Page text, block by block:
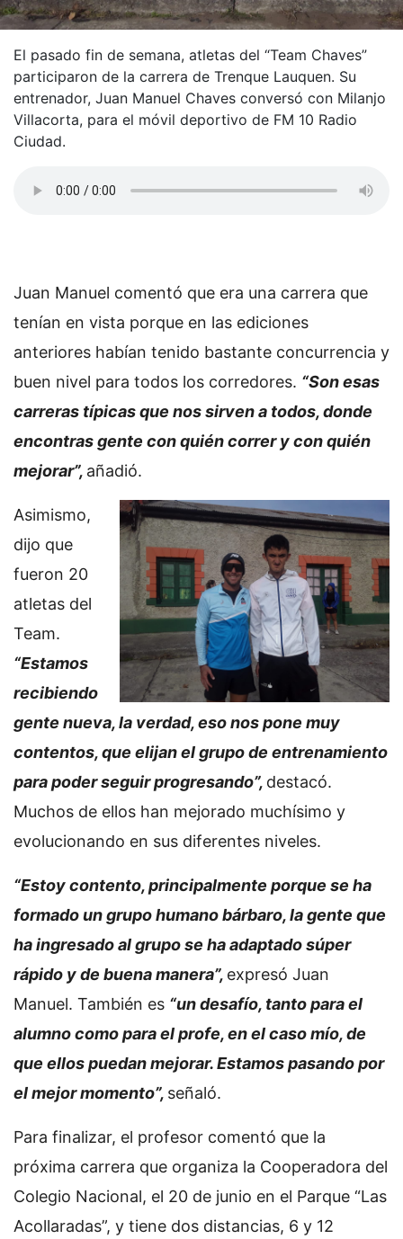
El pasado fin de semana, atletas del “Team Chaves”
participaron de la carrera de Trenque Lauquen. Su
entrenador, Juan Manuel Chaves conversó con Milanjo
Villacorta, para el móvil deportivo de FM 10 Radio
Ciudad.
Juan Manuel comentó que era una carrera que
tenían en vista porque en las ediciones
anteriores habían tenido bastante concurrencia y
buen nivel para todos los corredores. “Son esas
carreras típicas que nos sirven a todos, donde
encontras gente con quién correr y con quién
mejorar”, añadió.
Asimismo,
dijo que
fueron 20
atletas del
Team.
“Estamos
recibiendo
gente nueva, la verdad, eso nos pone muy
contentos, que elijan el grupo de entrenamiento
para poder seguir progresando”, destacó.
Muchos de ellos han mejorado muchísimo y
evolucionando en sus diferentes niveles.
“Estoy contento, principalmente porque se ha
formado un grupo humano bárbaro, la gente que
ha ingresado al grupo se ha adaptado súper
rápido y de buena manera”, expresó Juan
Manuel. También es “un desafío, tanto para el
alumno como para el profe, en el caso mío, de
que ellos puedan mejorar. Estamos pasando por
el mejor momento”, señaló.
Para finalizar, el profesor comentó que la
próxima carrera que organiza la Cooperadora del
Colegio Nacional, el 20 de junio en el Parque “Las
Acollaradas”, y tiene dos distancias, 6 y 12